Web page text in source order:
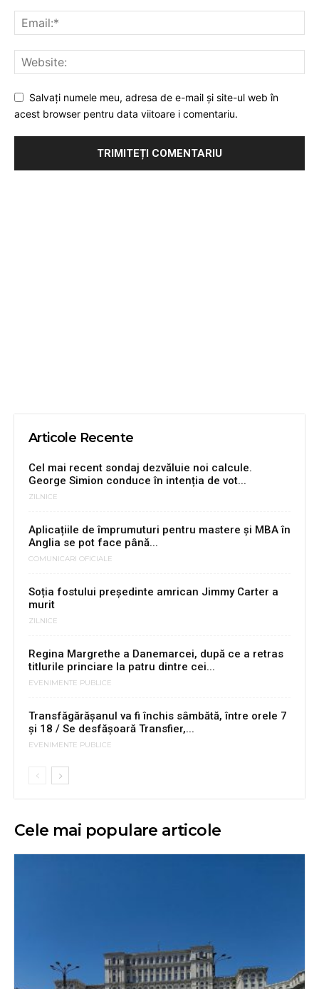
Salvați numele meu, adresa de e-mail și site-ul web în
acest browser pentru data viitoare i comentariu.
Articole Recente
Cel mai recent sondaj dezvăluie noi calcule.
George Simion conduce în intenția de vot...
ZILNICE
Aplicațiile de împrumuturi pentru mastere și MBA în
Anglia se pot face până...
COMUNICARI OFICIALE
Soția fostului președinte amrican Jimmy Carter a
murit
ZILNICE
Regina Margrethe a Danemarcei, după ce a retras
titlurile princiare la patru dintre cei...
EVENIMENTE PUBLICE
Transfăgărășanul va fi închis sâmbătă, între orele 7
și 18 / Se desfășoară Transfier,...
EVENIMENTE PUBLICE
Cele mai populare articole